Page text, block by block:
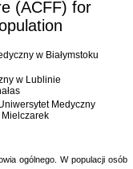
(ACFF) for
w Białymstoku
w Lublinie
Medyczny
Mielczarek
ogólnego. W populacji osób